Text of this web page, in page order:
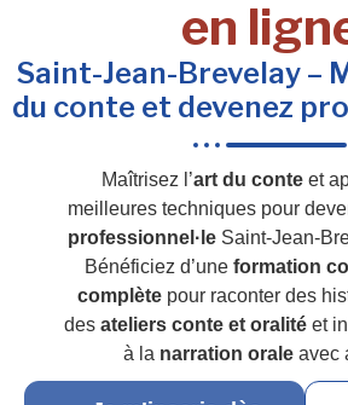
en
Saint-Jean-Brevelay –
du conte et devenez
Maîtrisez l’art du conteet
meilleures techniques pour
professionnel·le Saint-Jean-
Bénéficiez d’uneformation
complète pour raconter des
des ateliers conte et oralitéet
à la narration orale avec